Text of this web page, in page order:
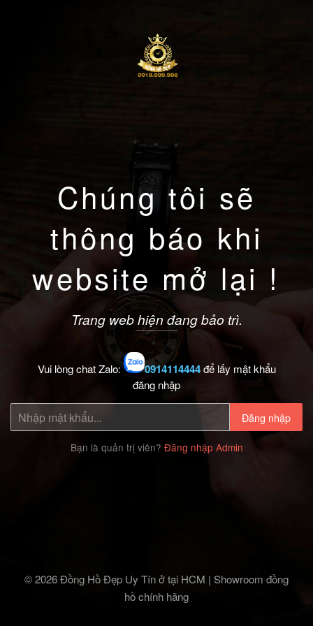
Chúng tôi sẽ
thông báo khi
website mở lại !
Trang web hiện đang bảo trì.
Vui lòng chat Zalo: 0914114444để lấy mật khẩu
đăng nhập
Đăng nhập
Bạn là quản trị viên? Đăng nhập Admin
© 2026 Đồng Hồ Đẹp Uy Tín ở tại HCM | Showroom đồng
hồ chính hãng‎